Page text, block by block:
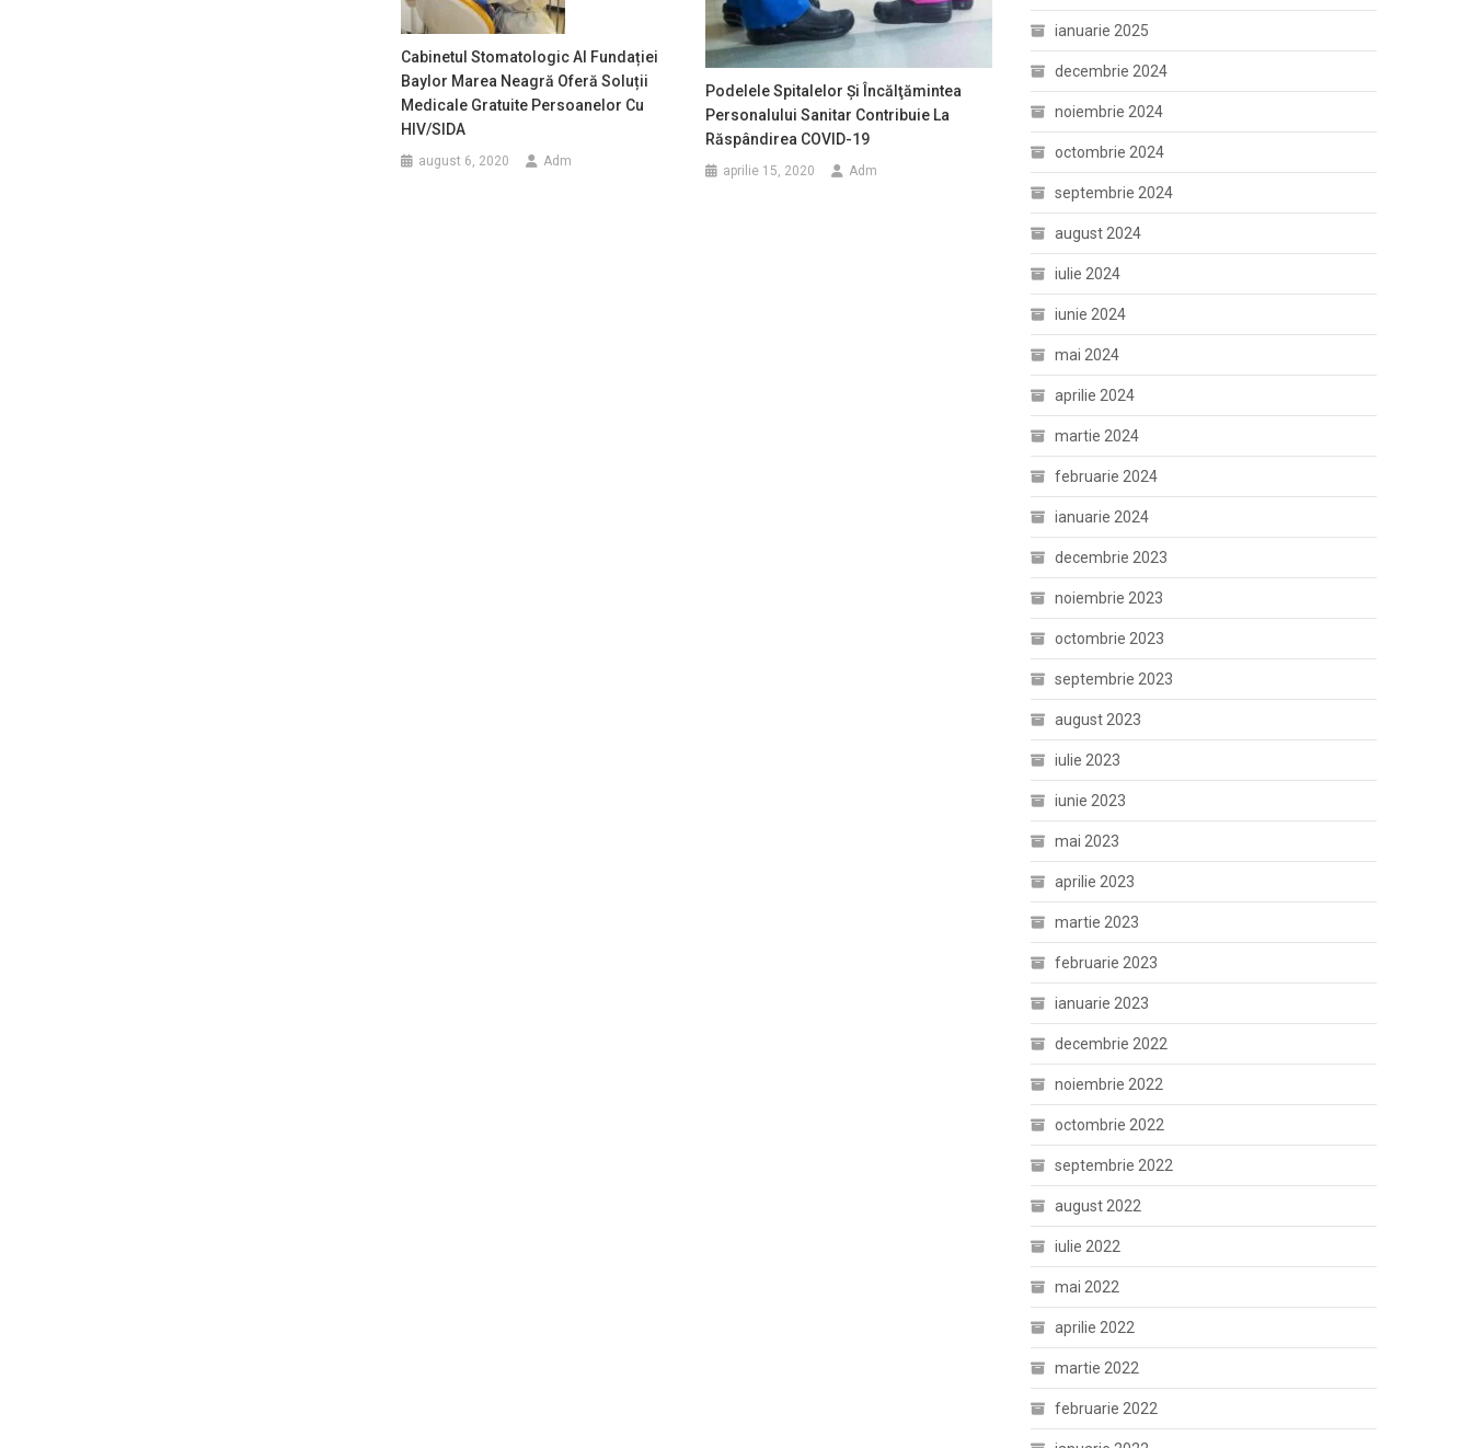
Cabinetul Stomatologic Al Fundației
Baylor Marea Neagră Oferă Soluții
Medicale Gratuite Persoanelor Cu
HIV/SIDA
august 6, 2020 Adm
Podelele Spitalelor Şi Încălţămintea
Personalului Sanitar Contribuie La
Răspândirea COVID-19
aprilie 15, 2020 Adm
ianuarie 2025
decembrie 2024
noiembrie 2024
octombrie 2024
septembrie 2024
august 2024
iulie 2024
iunie 2024
mai 2024
aprilie 2024
martie 2024
februarie 2024
ianuarie 2024
decembrie 2023
noiembrie 2023
octombrie 2023
septembrie 2023
august 2023
iulie 2023
iunie 2023
mai 2023
aprilie 2023
martie 2023
februarie 2023
ianuarie 2023
decembrie 2022
noiembrie 2022
octombrie 2022
septembrie 2022
august 2022
iulie 2022
mai 2022
aprilie 2022
martie 2022
februarie 2022